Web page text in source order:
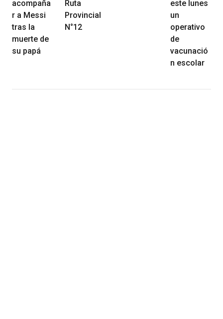
acompaña
r a Messi
tras la
muerte de
su papá
Ruta
Provincial
N°12
este lunes
un
operativo
de
vacunació
n escolar